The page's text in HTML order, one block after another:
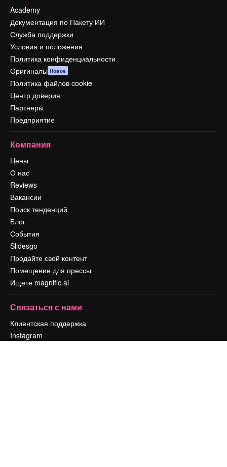
Academy
Документация по Пакету ИИ
Служба поддержки
Условия и положения
Политика конфиденциальности
Оригиналы Новое
Политика файлов cookie
Центр доверия
Партнеры
Предприятие
Компания
Цены
О нас
Reviews
Вакансии
Поиск тенденций
Блог
События
Slidesgo
Продайте свой контент
Помещение для прессы
Ищете magnific.ai
Связаться с нами
Клиентская поддержка
Instagram